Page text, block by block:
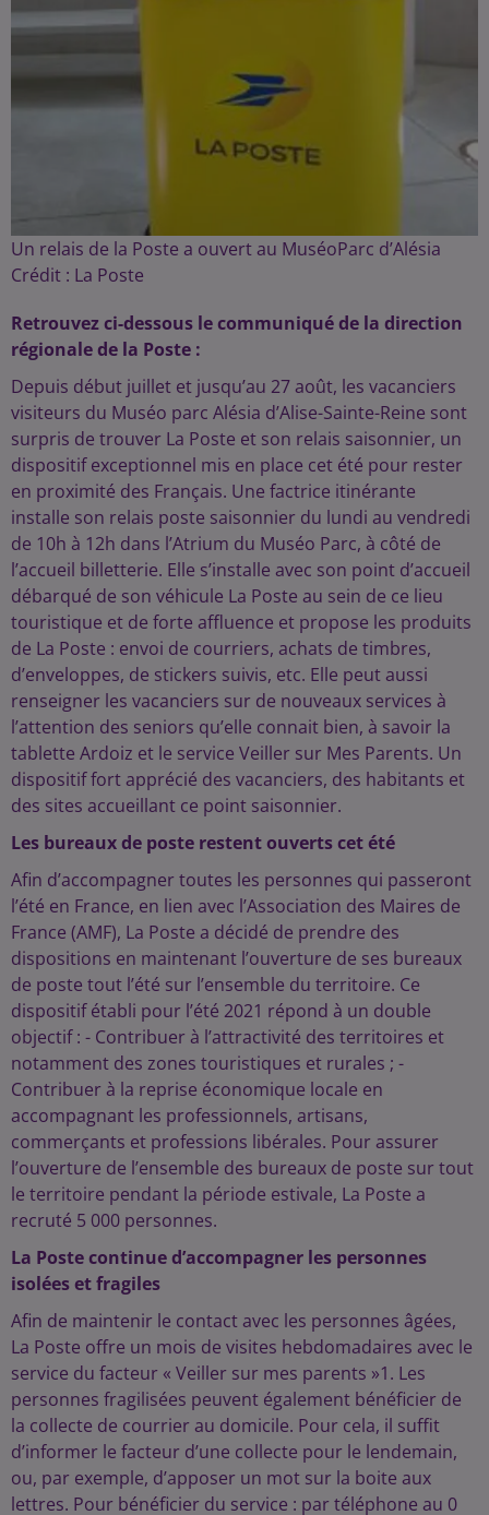
Un relais de la Poste a ouvert au MuséoParc d’Alésia
Crédit : La Poste
Retrouvez ci-dessous le communiqué de la direction
régionale de la Poste :
Depuis début juillet et jusqu’au 27 août, les vacanciers
visiteurs du Muséo parc Alésia d’Alise-Sainte-Reine sont
surpris de trouver La Poste et son relais saisonnier, un
dispositif exceptionnel mis en place cet été pour rester
en proximité des Français. Une factrice itinérante
installe son relais poste saisonnier du lundi au vendredi
de 10h à 12h dans l’Atrium du Muséo Parc, à côté de
l’accueil billetterie. Elle s’installe avec son point d’accueil
débarqué de son véhicule La Poste au sein de ce lieu
touristique et de forte affluence et propose les produits
de La Poste : envoi de courriers, achats de timbres,
d’enveloppes, de stickers suivis, etc. Elle peut aussi
renseigner les vacanciers sur de nouveaux services à
l’attention des seniors qu’elle connait bien, à savoir la
tablette Ardoiz et le service Veiller sur Mes Parents. Un
dispositif fort apprécié des vacanciers, des habitants et
des sites accueillant ce point saisonnier.
Les bureaux de poste restent ouverts cet été
Afin d’accompagner toutes les personnes qui passeront
l’été en France, en lien avec l’Association des Maires de
France (AMF), La Poste a décidé de prendre des
dispositions en maintenant l’ouverture de ses bureaux
de poste tout l’été sur l’ensemble du territoire. Ce
dispositif établi pour l’été 2021 répond à un double
objectif : - Contribuer à l’attractivité des territoires et
notamment des zones touristiques et rurales ; -
Contribuer à la reprise économique locale en
accompagnant les professionnels, artisans,
commerçants et professions libérales. Pour assurer
l’ouverture de l’ensemble des bureaux de poste sur tout
le territoire pendant la période estivale, La Poste a
recruté 5 000 personnes.
La Poste continue d’accompagner les personnes
isolées et fragiles
Afin de maintenir le contact avec les personnes âgées,
La Poste offre un mois de visites hebdomadaires avec le
service du facteur « Veiller sur mes parents »1. Les
personnes fragilisées peuvent également bénéficier de
la collecte de courrier au domicile. Pour cela, il suffit
d’informer le facteur d’une collecte pour le lendemain,
ou, par exemple, d’apposer un mot sur la boite aux
lettres. Pour bénéficier du service : par téléphone au 0